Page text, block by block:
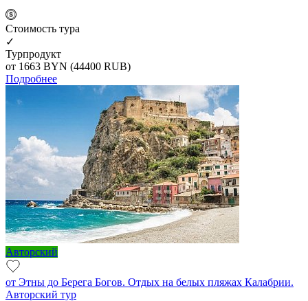
Cтоимость тура
✓
Турпродукт
от 1663 BYN (44400 RUB)
Подробнее
Авторский
от Этны до Берега Богов. Отдых на белых пляжах Калабрии.
Авторский тур